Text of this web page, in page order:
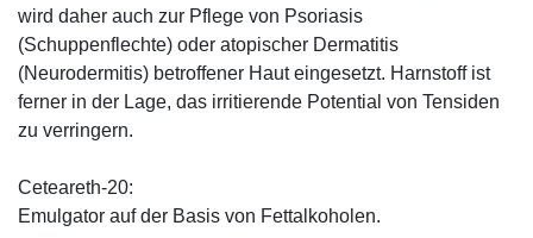
wird daher auch zur Pflege von Psoriasis
(Schuppenflechte) oder atopischer Dermatitis
(Neurodermitis) betroffener Haut eingesetzt. Harnstoff ist
ferner in der Lage, das irritierende Potential von Tensiden
zu verringern.
Ceteareth-20:
Emulgator auf der Basis von Fettalkoholen.